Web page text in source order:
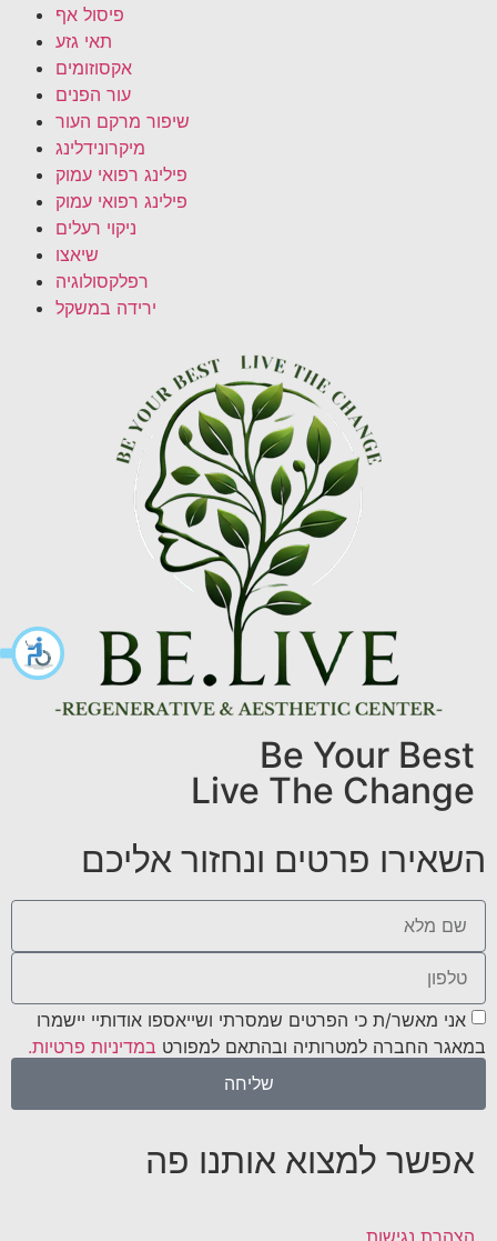
פיסול אף
תאי גזע
אקסוזומים
עור הפנים
שיפור מרקם העור
מיקרונידלינג
פילינג רפואי עמוק
פילינג רפואי עמוק
ניקוי רעלים
שיאצו
רפלקסולוגיה
ירידה במשקל
Be Your Best
Live The Change
השאירו פרטים ונחזור אליכם
אני מאשר/ת כי הפרטים שמסרתי ושייאספו אודותיי יישמרו
במאגר החברה למטרותיה ובהתאם למפורט במדיניות פרטיות.
שליחה
אפשר למצוא אותנו פה
הצהרת נגישות